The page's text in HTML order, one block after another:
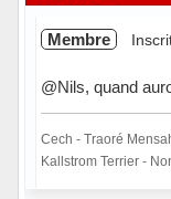
Membre
@Nils, quand
Cech - Traoré
Kallstrom Terrier -